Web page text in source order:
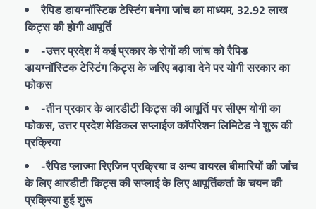
रैपिड डायग्नॉस्टिक टेस्टिंग बनेगा जांच का माध्यम, 32.92 लाख
किट्स की होगी आपूर्ति
-उत्तर प्रदेश में कई प्रकार के रोगों की जांच को रैपिड
डायग्नॉस्टिक टेस्टिंग किट्स के जरिए बढ़ावा देने पर योगी सरकार का
फोकस
-तीन प्रकार के आरडीटी किट्स की आपूर्ति पर सीएम योगी का
फोकस, उत्तर प्रदेश मेडिकल सप्लाईज कॉर्पोरेशन लिमिटेड ने शुरू की
प्रक्रिया
-रैपिड प्लाज्मा रिएजिन प्रक्रिया व अन्य वायरल बीमारियों की जांच
के लिए आरडीटी किट्स की सप्लाई के लिए आपूर्तिकर्ता के चयन की
प्रक्रिया हुई शुरू